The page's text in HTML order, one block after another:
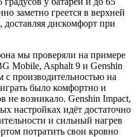
заметно греется в верхней
доставляя дискомфорт при
мы проверяли на примере
Mobile, Asphalt 9 и Genshin
производительностью на
было комфортно и
не возникало. Genshin Impact,
настройках идёт достаточно
и сильный нагрев
потратить свои кровно